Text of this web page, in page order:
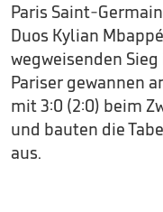
Paris Saint-
Duos Kylian
wegweisenden
Pariser gewannen
mit 3:0 (2:0) beim
und bauten die
aus.